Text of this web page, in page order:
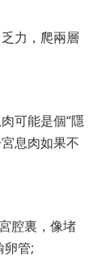
力，爬兩層
可能是個“隱
息肉如果不
腔裏，像堵
卵管;